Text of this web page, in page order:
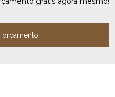
orçamento